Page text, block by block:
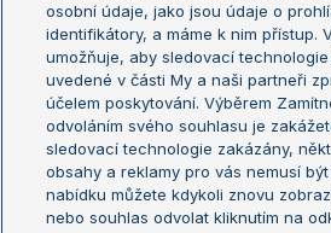
Žebříček WTA (ženy)
Sázkařský žebříček
French
Wimbledon
US Open
Turnaj
Turnaj
Aktualní trendy
osobní údaje, jako jsou údaje o
identifikátory, a máme k nim přístup.
umožňuje, aby sledovací
uvedené v části My a naši partneři
účelem poskytování. Výběrem
odvoláním svého souhlasu je
sledovací technologie zakázány,
obsahy a reklamy pro vás nemusí
nabídku můžete kdykoli znovu
nebo souhlas odvolat kliknutím na